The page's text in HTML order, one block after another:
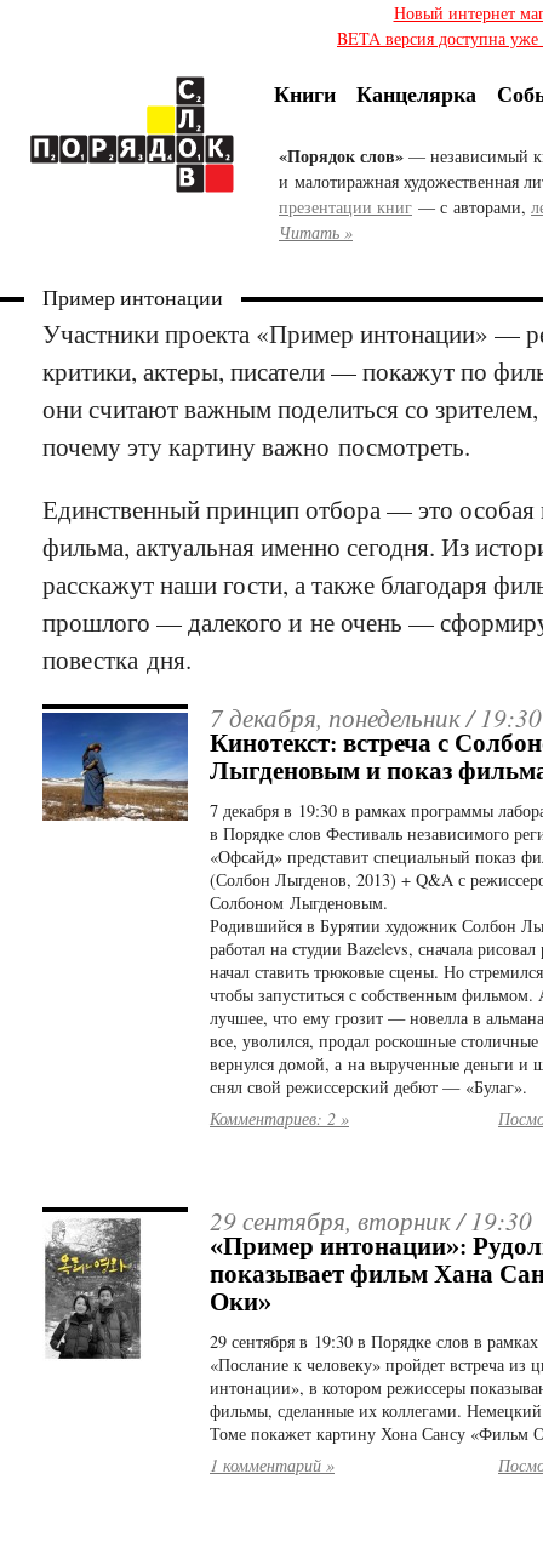
Новый интернет
BETA версия доступна
Книги Канцелярка
«Порядок слов» — независимый
и малотиражная художественная
презентации книг — с авторами,
Читать »
Пример интонации
Участники проекта «Пример интонации» —
критики, актеры, писатели — покажут по
они считают важным поделиться со
почему эту картину важно посмотреть.
Единственный принцип отбора — это особая
фильма, актуальная именно сегодня. Из
расскажут наши гости, а также благодаря
прошлого — далекого и не очень —
повестка дня.
7 декабря, понедельник /19:30
Кинотекст: встреча с
Лыгденовым и показ
7 декабря в 19:30 в рамках программы
в Порядке слов Фестиваль независимого
«Офсайд» представит специальный показ
(Солбон Лыгденов, 2013) + Q&A с
Солбоном Лыгденовым.
Родившийся в Бурятии художник Солбон
работал на студии Bazelevs, сначала
начал ставить трюковые сцены. Но
чтобы запуститься с собственным фильмом.
лучшее, что ему грозит — новелла в
все, уволился, продал роскошные
вернулся домой, а на вырученные деньги и
снял свой режиссерский дебют — «Булаг».
Комментариев: 2 »
29 сентября, вторник /19:30
«Пример интонации»:
показывает фильм Хана
Оки»
29 сентября в 19:30 в Порядке слов в
«Послание к человеку» пройдет встреча из
интонации», в котором режиссеры
фильмы, сделанные их коллегами.
Томе покажет картину Хона Сансу «Фильм
1 комментарий »